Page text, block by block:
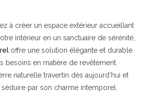
à créer un espace extérieur accueillant
intérieur en un sanctuaire de sérénité,
offre une solution élégante et durable
besoins en matière de revêtement.
naturelle travertin dès aujourd’hui et
par son charme intemporel.